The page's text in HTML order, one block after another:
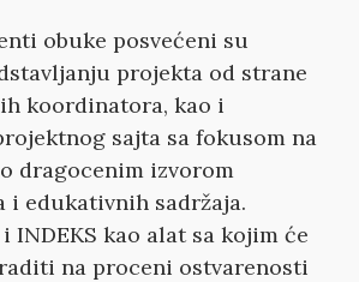
obuke posvećeni su
projekta od strane
koordinatora, kao i
sajta sa fokusom na
dragocenim izvorom
i edukativnih sadržaja.
INDEKS kao alat sa kojim će
na proceni ostvarenosti